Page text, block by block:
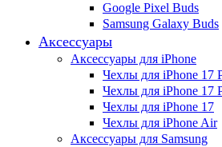
Google Pixel Buds
Samsung Galaxy Buds
Аксессуары
Аксессуары для iPhone
Чехлы для iPhone 17
Чехлы для iPhone 17
Чехлы для iPhone 17
Чехлы для iPhone Air
Аксессуары для Samsung